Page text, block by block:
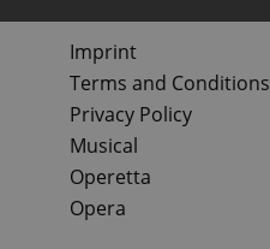
Imprint
Terms and Conditions
Privacy Policy
Musical
Operetta
Opera